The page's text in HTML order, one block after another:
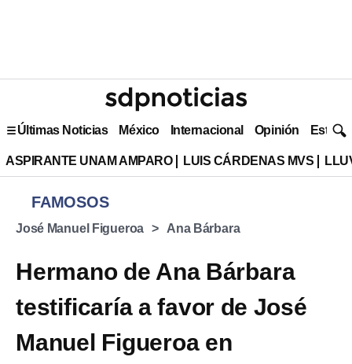
Últimas Noticias México Internacional Opinión Estilo
ASPIRANTE UNAM AMPARO LUIS CÁRDENAS MVS
FAMOSOS
José Manuel Figueroa Ana Bárbara
Hermano de Ana Bárbara
testificaría a favor de José
Manuel Figueroa en